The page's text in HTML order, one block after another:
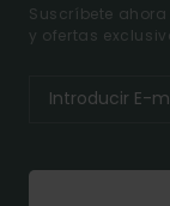
Suscríbete
y ofertas